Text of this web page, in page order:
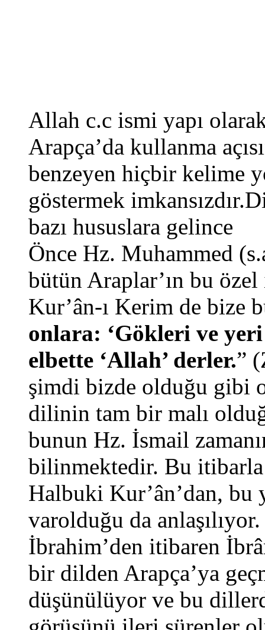
Allah c.c ismi yapı
Arapça’da kullanma
benzeyen hiçbir kelime
göstermek
bazı hususlara gelince
Önce Hz. Muhammed
bütün Araplar’ın bu
Kur’ân-ı Kerim de bize
onlara: ‘Gökleri ve
elbette ‘Allah’ derler.”
şimdi bizde olduğu gibi
dilinin tam bir malı
bunun Hz. İsmail
bilinmektedir. Bu
Halbuki Kur’ân’dan, bu
varolduğu da
İbrahim’den itibaren
bir dilden Arapça’ya
düşünülüyor ve bu